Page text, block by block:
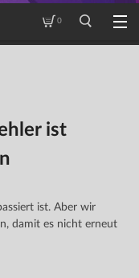
0
ist
ist. Aber wir
damit es nicht erneut